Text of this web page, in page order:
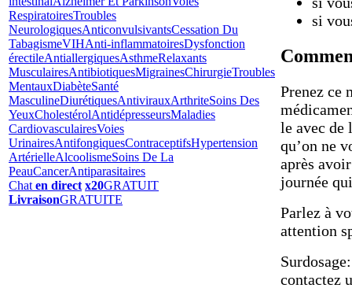
RespiratoiresTroubles
NeurologiquesAnticonvulsivantsCessation Du
TabagismeVIHAnti-inflammatoiresDysfonction
érectileAntiallergiquesAsthmeRelaxants
MusculairesAntibiotiquesMigrainesChirurgieTroubles
MentauxDiabèteSanté
MasculineDiurétiquesAntivirauxArthriteSoins Des
YeuxCholestérolAntidépresseursMaladies
CardiovasculairesVoies
UrinairesAntifongiquesContraceptifsHypertension
ArtérielleAlcoolismeSoins De La
PeauCancerAntiparasitaires
Chat en direct x20GRATUIT
LivraisonGRATUITE
si
Prenez ce
le avec de
qu’on ne
après
journée
Parlez à
attention
contactez